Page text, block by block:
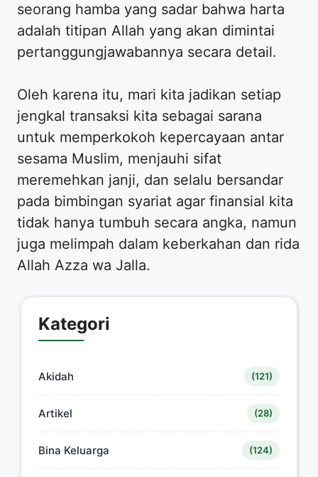
seorang hamba yang sadar bahwa harta
adalah titipan Allah yang akan dimintai
pertanggungjawabannya secara detail.
Oleh karena itu, mari kita jadikan setiap
jengkal transaksi kita sebagai sarana
untuk memperkokoh kepercayaan antar
sesama Muslim, menjauhi sifat
meremehkan janji, dan selalu bersandar
pada bimbingan syariat agar finansial kita
tidak hanya tumbuh secara angka, namun
juga melimpah dalam keberkahan dan rida
Allah Azza wa Jalla.
Kategori
Akidah (121)
Artikel (28)
Bina Keluarga (124)